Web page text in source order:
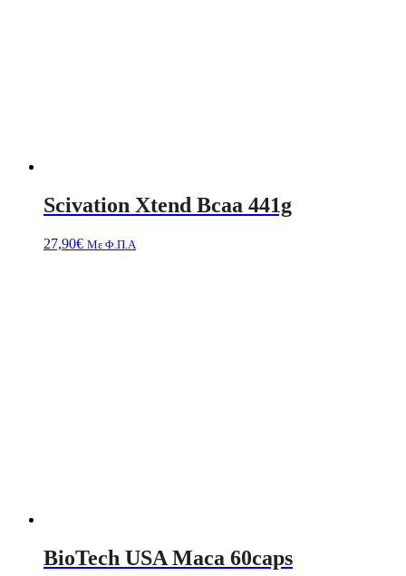
Scivation Xtend Bcaa 441g
27,90€ Με Φ.Π.Α
BioTech USA Maca 60caps